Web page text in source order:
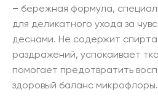
– бережная формула,
для деликатного ухода за
деснами. Не содержит
раздражений, успокаивает
помогает предотвратить
здоровый баланс микрофлоры.